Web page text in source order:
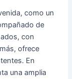
como un
de
con
ofrece
En
una amplia